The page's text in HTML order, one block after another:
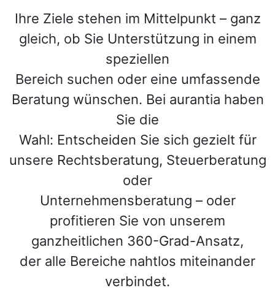
Ihre Ziele stehen im Mittelpunkt – ganz
gleich, ob Sie Unterstützung in einem
speziellen
Bereich suchen oder eine umfassende
Beratung wünschen. Bei aurantia haben
Sie die
Wahl: Entscheiden Sie sich gezielt für
unsere Rechtsberatung, Steuerberatung
oder
Unternehmensberatung – oder
profitieren Sie von unserem
ganzheitlichen 360-Grad-Ansatz,
der alle Bereiche nahtlos miteinander
verbindet.